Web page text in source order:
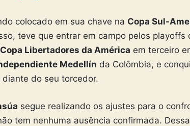
colocado em sua chave na Copa Sul-
teve que entrar em campo pelos playoffs
Copa Libertadores da América em terceiro
Medellín da Colômbia, e
do seu torcedor.
segue realizando os ajustes para o
tem nenhuma ausência confirmada.